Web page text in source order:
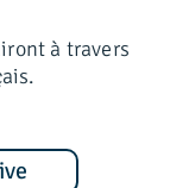
à travers